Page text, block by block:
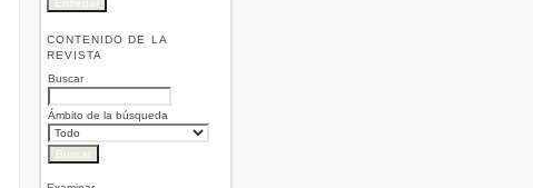
CONTENIDO DE LA
REVISTA
Buscar
Ámbito de la búsqueda